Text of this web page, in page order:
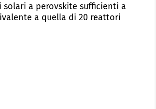
a perovskite sufficienti a
a quella di 20 reattori